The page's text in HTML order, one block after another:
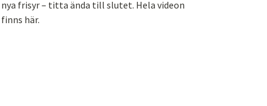
nya frisyr – titta ända till slutet. Hela videon
finns här.